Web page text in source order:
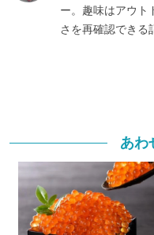
ー。趣味はアウト
さを再確認できる
あわ